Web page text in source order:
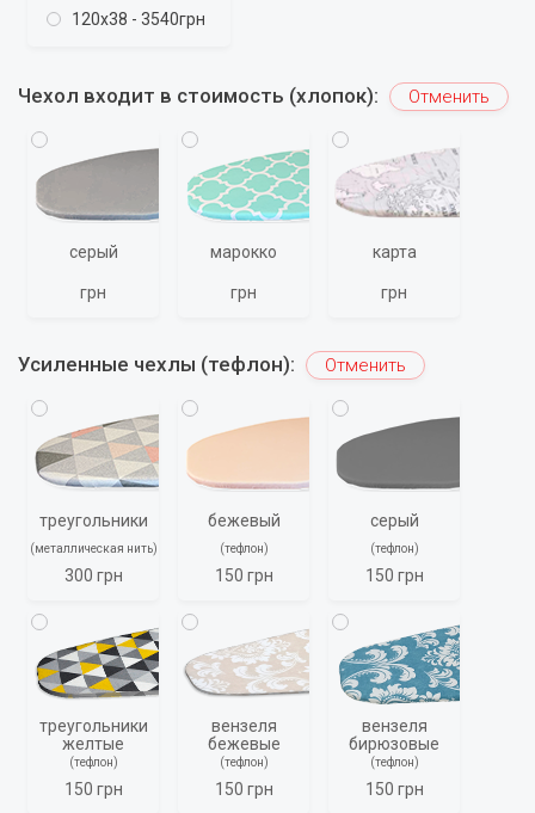
120x38 - 3540грн
Чехол входит в стоимость (хлопок): Отменить
серый
грн
марокко
грн
карта
грн
Усиленные чехлы (тефлон): Отменить
треугольники
(металлическая нить)
300 грн
бежевый
(тефлон)
150 грн
серый
(тефлон)
150 грн
треугольники
желтые
(тефлон)
150 грн
вензеля
бежевые
(тефлон)
150 грн
вензеля
бирюзовые
(тефлон)
150 грн
Нестандартная длина
Введите желаемую длину основания